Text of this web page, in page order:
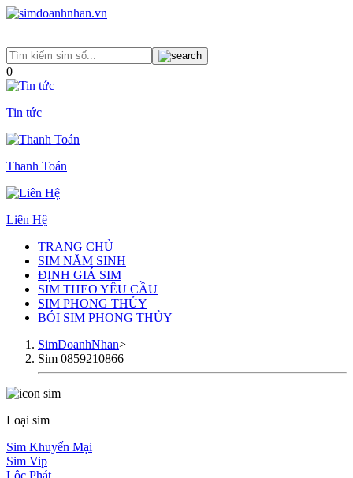
0
Tin tức
Thanh Toán
Liên Hệ
TRANG CHỦ
SIM NĂM SINH
ĐỊNH GIÁ SIM
SIM THEO YÊU CẦU
SIM PHONG THỦY
BÓI SIM PHONG THỦY
SimDoanhNhan>
Sim 0859210866
Loại sim
Sim Khuyến Mại
Sim Vip
Lộc Phát